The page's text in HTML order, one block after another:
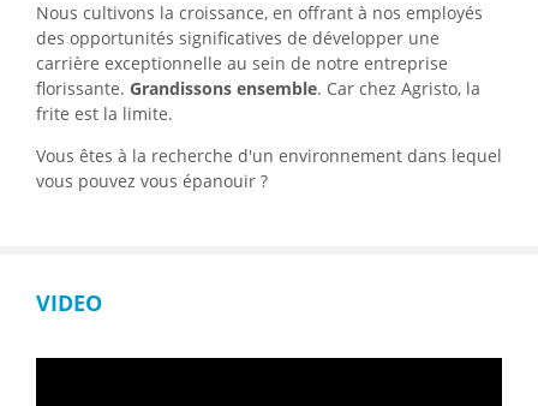
Nous cultivons la croissance, en offrant à nos employés
des opportunités significatives de développer une
carrière exceptionnelle au sein de notre entreprise
florissante. Grandissons ensemble. Car chez Agristo, la
frite est la limite.
Vous êtes à la recherche d'un environnement dans lequel
vous pouvez vous épanouir ?
VIDEO